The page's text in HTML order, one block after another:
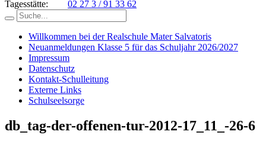
Tagesstätte:
02 27 3 / 91 33 62
Willkommen bei der Realschule Mater Salvatoris
Neuanmeldungen Klasse 5 für das Schuljahr 2026/2027
Impressum
Datenschutz
Kontakt-Schulleitung
Externe Links
Schulseelsorge
db_tag-der-offenen-tur-2012-17_11_-26-6